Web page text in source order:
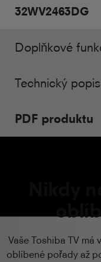
32WV2463DG
Doplňkové
Technický popis
PDF produktu
Vaše Toshiba TV má
oblíbené pořady až